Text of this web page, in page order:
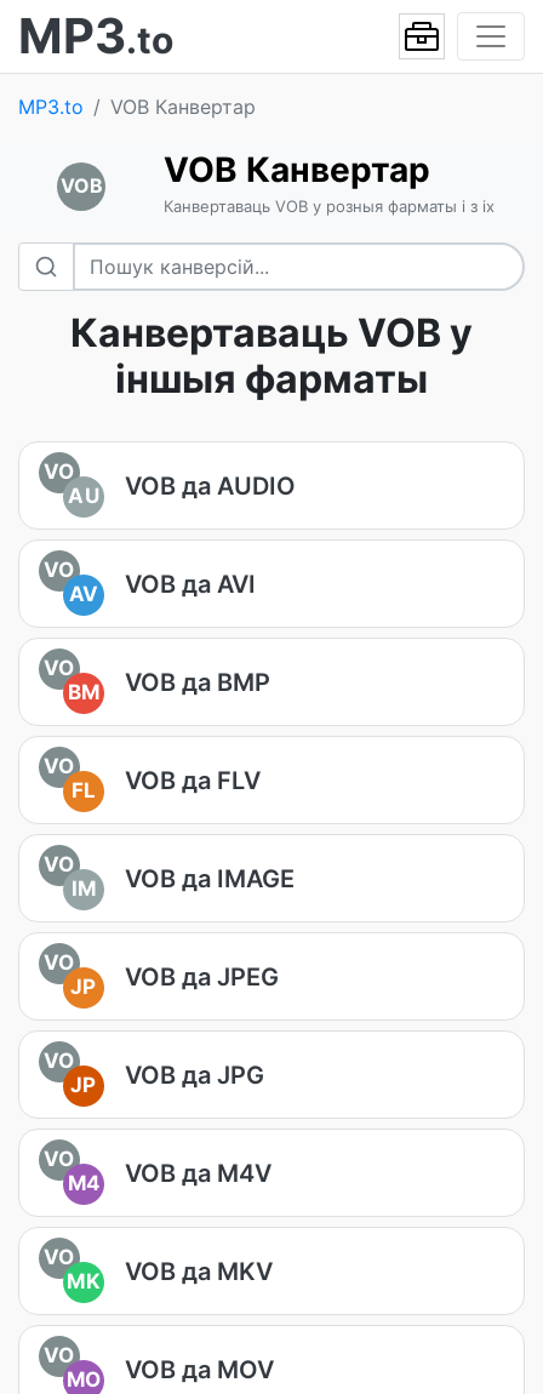
MP3.to
MP3.to VOB Канвертар
VOB VOB Канвертар
Канвертаваць VOB у розныя фарматы і з іх
Канвертаваць VOB у
іншыя фарматы
VO
AU
VOB да AUDIO
VO
AV
VOB да AVI
VO
BM
VOB да BMP
VO
FL
VOB да FLV
VO
IM
VOB да IMAGE
VO
JP
VOB да JPEG
VO
JP
VOB да JPG
VO
M4
VOB да M4V
VO
MK
VOB да MKV
VO
MO
VOB да MOV